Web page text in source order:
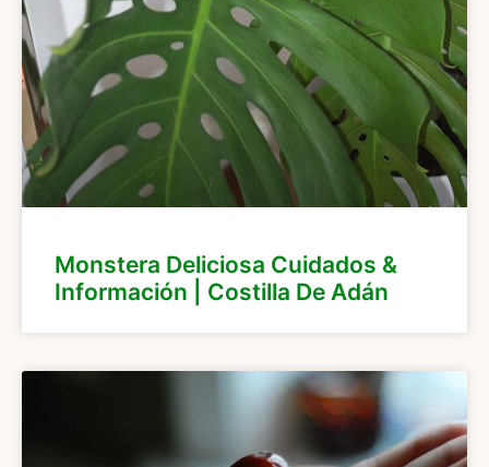
Monstera Deliciosa Cuidados &
Información | Costilla De Adán